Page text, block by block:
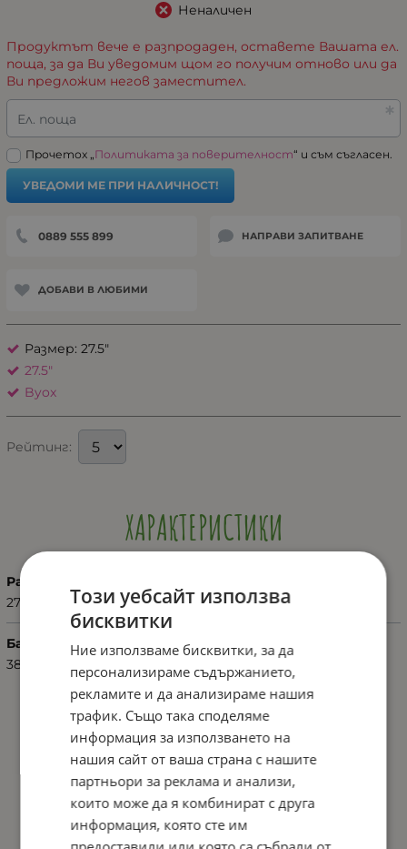
Неналичен
Продуктът вече е разпродаден, оставете Вашата ел.
поща, за да Ви уведомим щом го получим отново или да
Ви предложим негов заместител.
Ел. поща
Прочетох „ Политиката за поверителност“ и съм съгласен.
УВЕДОМИ МЕ ПРИ НАЛИЧНОСТ!
0889 555 899 НАПРАВИ ЗАПИТВАНЕ
ДОБАВИ В ЛЮБИМИ
Размер: 27.5"
27.5"
Byox
Рейтинг:
ХАРАКТЕРИСТИКИ
Размер
27.5"
Баркод (ISBN, UPC, др.)
3800146202453
Този уебсайт използва
бисквитки
Ние използваме бисквитки, за да
персонализираме съдържанието,
рекламите и да анализираме нашия
трафик. Също така споделяме
информация за използването на
нашия сайт от ваша страна с нашите
партньори за реклама и анализи,
които може да я комбинират с друга
информация, която сте им